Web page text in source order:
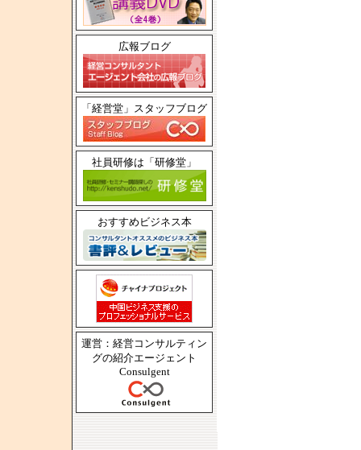
広報ブログ
「経営堂」スタッフブログ
社員研修は「研修堂」
おすすめビジネス本
運営：経営コンサルティン
グの紹介エージェント
Consulgent